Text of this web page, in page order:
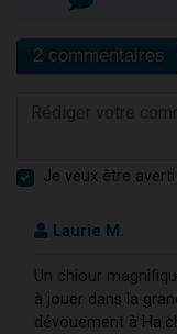
2 commentaires
Je veux être
Laurie M.
Un chiour
à jouer dans la
dévouement à